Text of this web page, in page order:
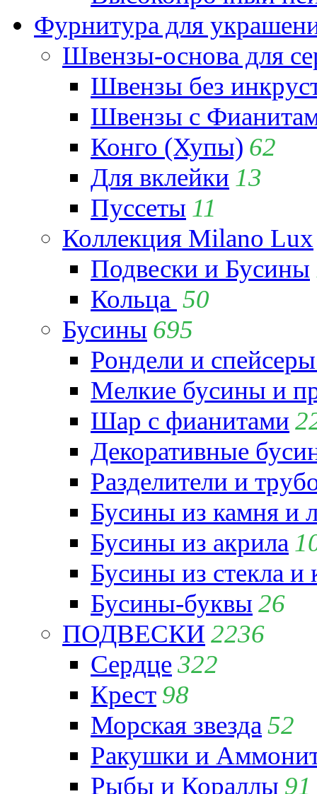
Фурнитура для
Швензы-основа для
Швензы без
Швензы с
Конго (Хупы) 62
Для вклейки 13
Пуссеты 11
Коллекция Milano Lux
Подвески и Бусины
Кольца 50
Бусины 695
Рондели и
Мелкие бусины и
Шар с фианитами
Декоративные
Разделители и
Бусины из камня и
Бусины из акрила
Бусины из стекла и
Бусины-буквы 26
ПОДВЕСКИ 2236
Сердце322
Крест 98
Морская звезда 52
Ракушки и
Рыбы и Кораллы 91